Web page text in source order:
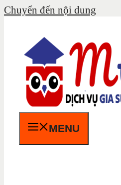
Chuyển đến nội dung
MENU